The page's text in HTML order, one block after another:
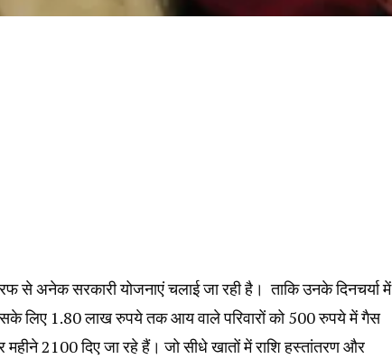
से अनेक सरकारी योजनाएं चलाई जा रही है। ‌ ताकि उनके दिनचर्या में
लिए 1.80 लाख रुपये तक आय वाले परिवारों को 500 रुपये में गैस
₹2100 दिए जा रहे हैं। जो सीधे खातों में राशि हस्तांतरण और